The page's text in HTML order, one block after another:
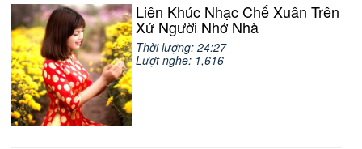
Liên Khúc Nhạc Chế Xuân Trên
Xứ Người Nhớ Nhà
Thời lượng: 24:27
Lượt nghe: 1,616